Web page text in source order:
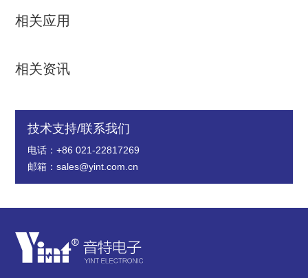
相关应用
相关资讯
技术支持/联系我们
电话：+86 021-22817269
邮箱：sales@yint.com.cn